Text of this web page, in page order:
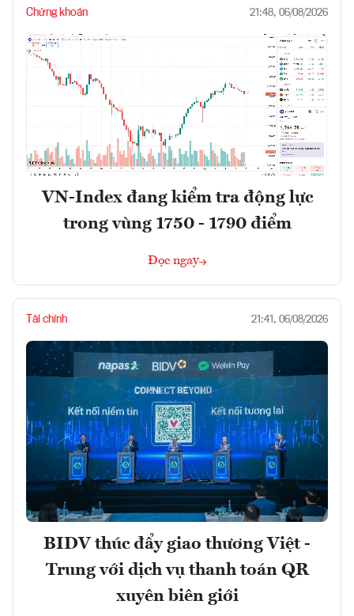
Chứng khoán 21:48, 06/08/2026
VN-Index đang kiểm tra động lực
trong vùng 1750 - 1790 điểm
Đọc ngay
Tài chính 21:41, 06/08/2026
BIDV thúc đẩy giao thương Việt -
Trung với dịch vụ thanh toán QR
xuyên biên giới